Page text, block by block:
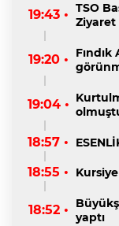
19:43 • TSO
Ziyaret
19:20 •
Fındık
19:04 •
18:57 •
18:55 •
18:52 • yaptı